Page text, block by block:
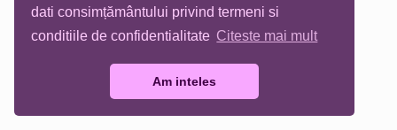
dati consimțământului privind termeni si
conditiile de confidentialitate Citeste mai mult
Am inteles